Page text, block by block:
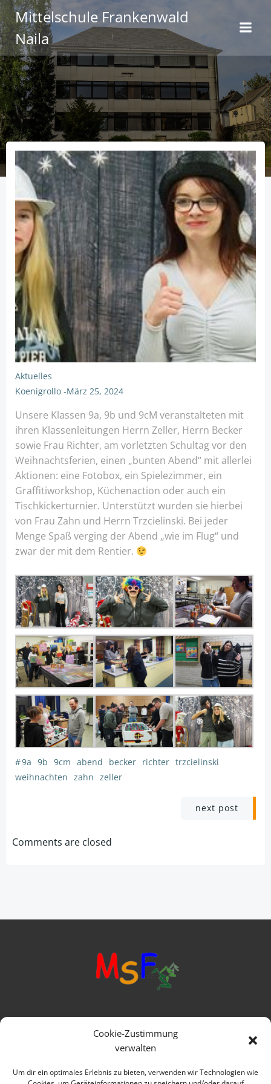
Cookie-Zustimmung
verwalten
Um dir ein optimales Erlebnis zu bieten, verwenden wir Technologien wie
Inhalt
springen
Mittelschule Frankenwald
Naila
Aktuelles
Koenigrollo -März 25, 2024
Unsere Klassen 9a, 9b und 9cM veranstalteten mit
ihren Klassenleitungen Herrn Zeller, Herrn Becker
sowie Frau Richter, am vorletzten Schultag vor den
Weihnachtsferien, einen „bunten Abend“ mit allerlei
Aktionen: eine Fotobox, ein Spielezimmer, ein
Graffitiworkshop, Küchenaction oder auch ein
Tischkickerturnier. Unterstützt wurden sie hierbei
von Frau Zahn und Herrn Trzcielinski. Bei jeder
Menge Spaß verging der Abend „wie im Flug“ und
zwar der mit dem Rentier.
#9a 9b 9cm abend becker richter trzcielinski
weihnachten zahn zeller
next post
Comments are closed
Ringstraße 1
95119 Naila